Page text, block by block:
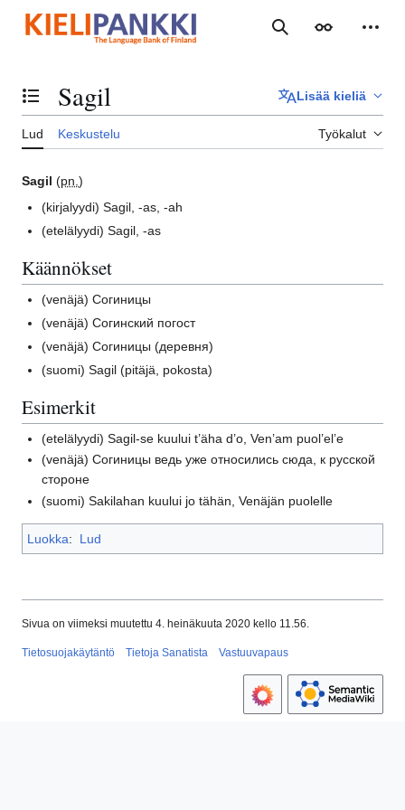
sisältöön
Haku Ulkoasu
Vaihda sisällysluettelo
Sagil Lisää kieliä
Lud Keskustelu Työkalut
Sagil (pn. )
(kirjalyydi)Sagil, -as, -ah
(etelälyydi)Sagil, -as
Käännökset
(venäjä)Согиницы
(venäjä)Согинский погост
(venäjä)Согиницы (деревня)
(suomi)Sagil (pitäjä, pokosta)
Esimerkit
(etelälyydi)Sagil-se kuului t’äha d’o, Ven’am puol’el’e
(venäjä)Согиницы ведь уже относились сюда, к русской
стороне
(suomi)Sakilahan kuului jo tähän, Venäjän puolelle
Luokka: Lud
Sivua on viimeksi muutettu 4. heinäkuuta 2020 kello 11.56.
Tietosuojakäytäntö Tietoja Sanatista Vastuuvapaus